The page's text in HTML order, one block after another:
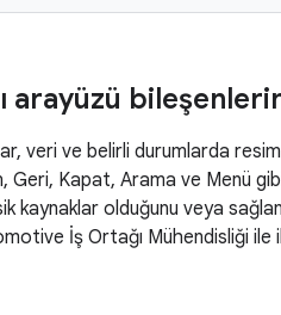
arayüzü
veri ve belirli durumlarda
Geri, Kapat, Arama ve Menü
kaynaklar olduğunu veya
İş Ortağı Mühendisliği ile